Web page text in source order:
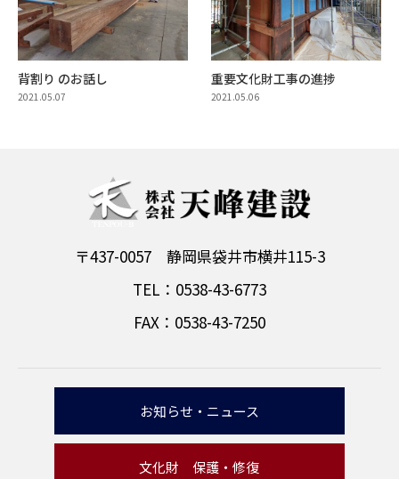
背割り のお話し
2021.05.07
重要文化財工事の進捗
2021.05.06
〒437-0057 静岡県袋井市横井115-3
TEL：0538-43-6773
FAX：0538-43-7250
お知らせ・ニュース
文化財 保護・修復